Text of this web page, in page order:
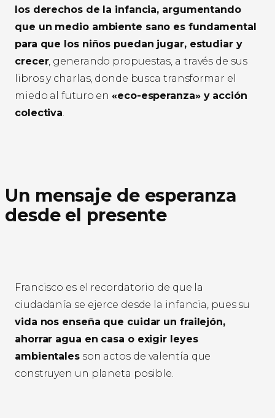
los derechos de la infancia, argumentando
que un medio ambiente sano es fundamental
para que los niños puedan jugar, estudiar y
crecer, generando propuestas, a través de sus
libros y charlas, donde busca transformar el
miedo al futuro en«eco-esperanza» y acción
colectiva.
Un mensaje de esperanza
desde el presente
Francisco es el recordatorio de que la
ciudadanía se ejerce desde la infancia, pues su
vida nos enseña que cuidar un frailejón,
ahorrar agua en casa o exigir leyes
ambientalesson actos de valentía que
construyen un planeta posible.